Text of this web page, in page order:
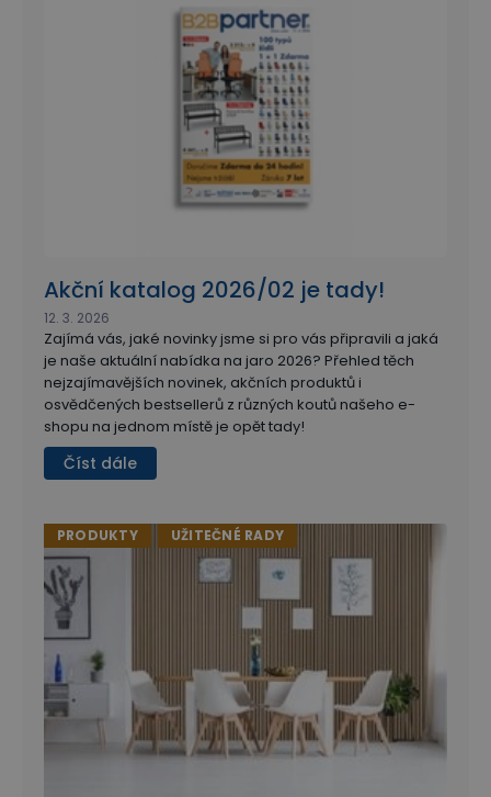
Akční katalog 2026/02 je tady!
Zajímá vás, jaké novinky jsme si pro vás připravili a jaká
je naše aktuální nabídka na jaro 2026? Přehled těch
nejzajímavějších novinek, akčních produktů i
osvědčených bestsellerů z různých koutů našeho e-
shopu na jednom místě je opět tady!
12. 3. 2026
Číst dále
PRODUKTY UŽITEČNÉ RADY